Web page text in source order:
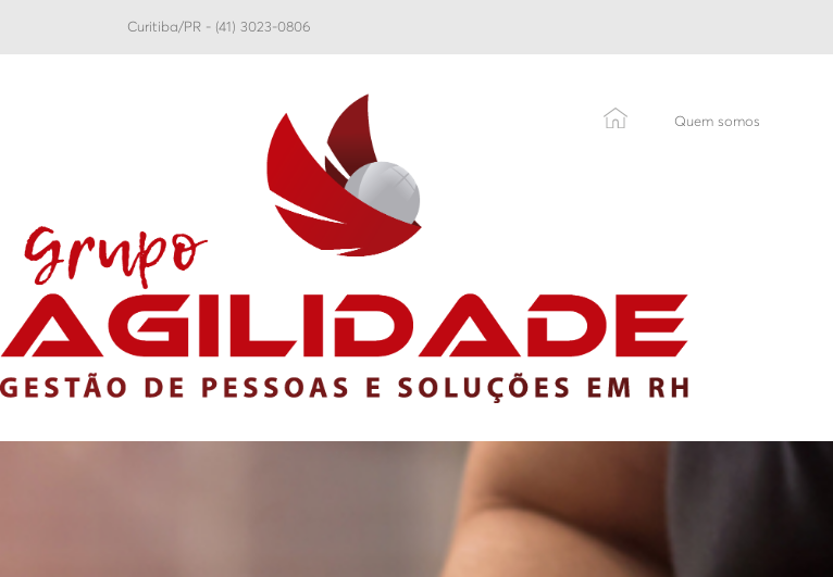
Curitiba/PR - (41) 3023-0806
Quem somos